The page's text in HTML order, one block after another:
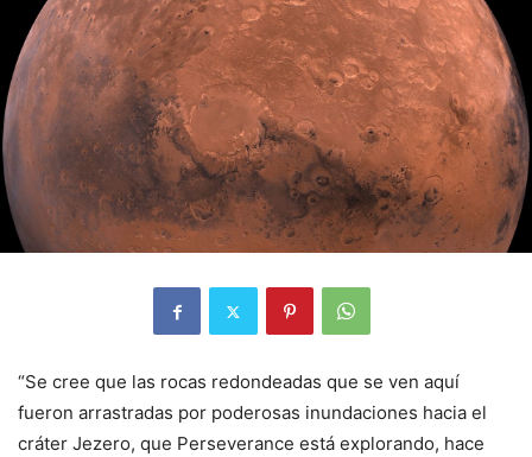
“Se cree que las rocas redondeadas que se ven aquí
fueron arrastradas por poderosas inundaciones hacia el
cráter Jezero, que Perseverance está explorando, hace